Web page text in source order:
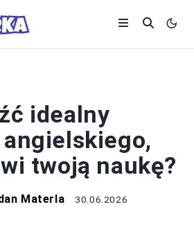
idealny
twoją naukę?
Materla 30.06.2026